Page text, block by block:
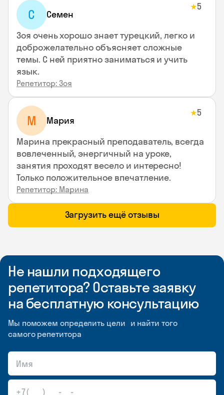
С Семен
★5
Зоя очень хорошо знает турецкий, легко и
доброжелательно объясняет сложные
темы. С ней приятно заниматься и учить
язык.
Репетитор: Зоя
М Мария
★5
Марина прекрасный преподаватель, всегда
вовлеченный, энергичный на уроке,
занятия проходят весело и интересно!
Только положительное впечатление.
Репетитор: Марина
Загрузить ещё отзывы
Не нашли подходящего
репетитора? Оставьте заявку
на бесплатную консультацию
Мы поможем определить цели и найти того
самого репетитора